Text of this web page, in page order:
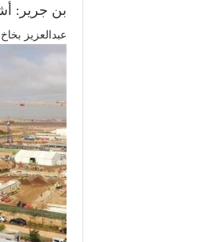
بن جرير:
عبدالعزيز بخاخ